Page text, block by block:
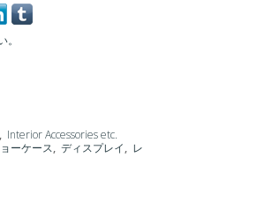
, Interior Accessories etc.
ーケース, ディスプレイ, レ